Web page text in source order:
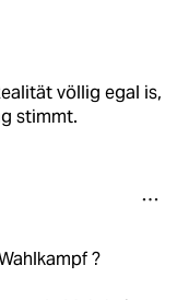
völlig egal is,
stimmt.
?